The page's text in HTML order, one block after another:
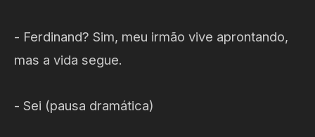
- Ferdinand? Sim, meu irmão vive aprontando,
mas a vida segue.
- Sei (pausa dramática)